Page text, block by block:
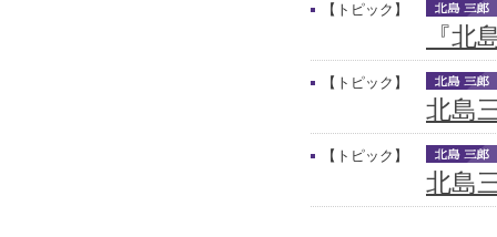
【トピック】
『北
【トピック】
北島
【トピック】
北島